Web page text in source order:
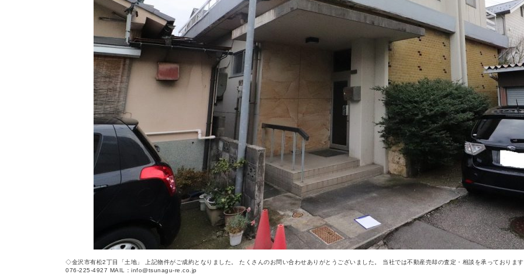
◇金沢市有松2丁目「土地」 上記物件がご成約となりました。 たくさんのお問い合わせありがとうございました。 当社では不動産売却の査定・相談を承っておりま
076-225-4927 MAIL：info@tsunagu-re.co.jp